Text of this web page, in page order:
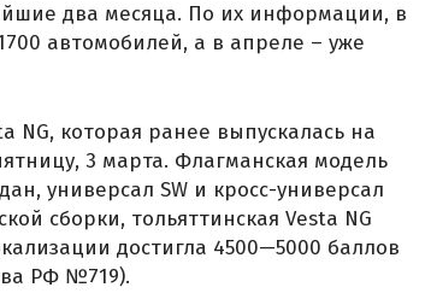
два месяца. По их информации, в
автомобилей, а в апреле – уже
NG, которая ранее выпускалась на
3 марта. Флагманская модель
универсал SW и кросс-универсал
сборки, тольяттинская Vesta NG
достигла 4500—5000 баллов
РФ №719).